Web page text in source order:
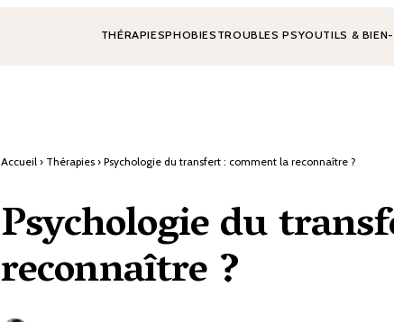
THÉRAPIESPHOBIES TROUBLES PSYOUTILS &
Accueil › Thérapies › Psychologie du transfert : comment la reconnaître ?
Psychologie du
reconnaître ?